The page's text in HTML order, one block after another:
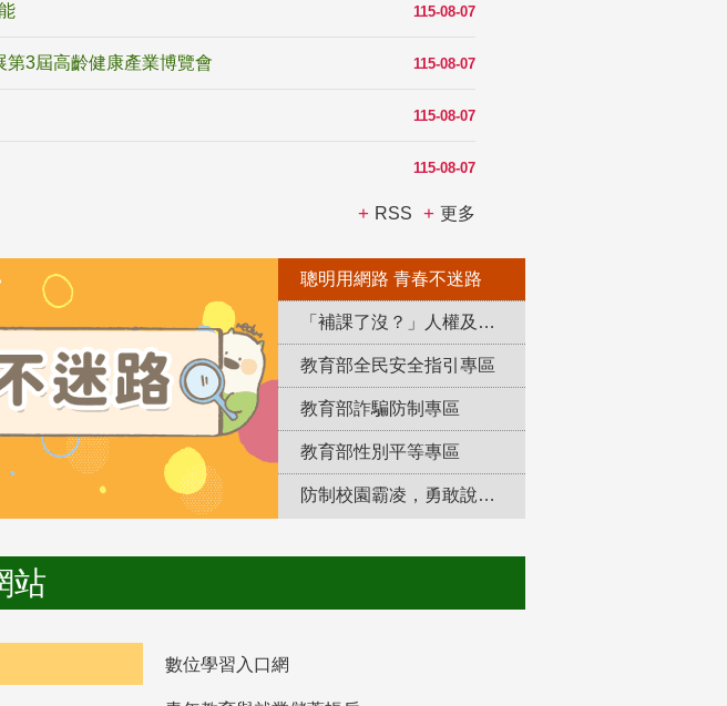
115-08-07
115-08-07
3屆高齡健康產業博覽會
115-08-07
115-08-07
RSS 更多
聰明用網路 青春不迷路
「補課了沒？」人權及轉型正義教育專區
教育部全民安全指引專區
教育部詐騙防制專區
教育部性別平等專區
防制校園霸凌，勇敢說出來！
站
數位學習入口網